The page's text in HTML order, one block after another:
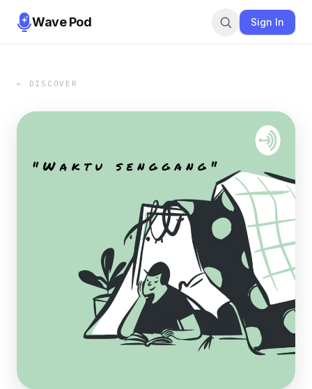
Wave Pod Sign In
← DISCOVER